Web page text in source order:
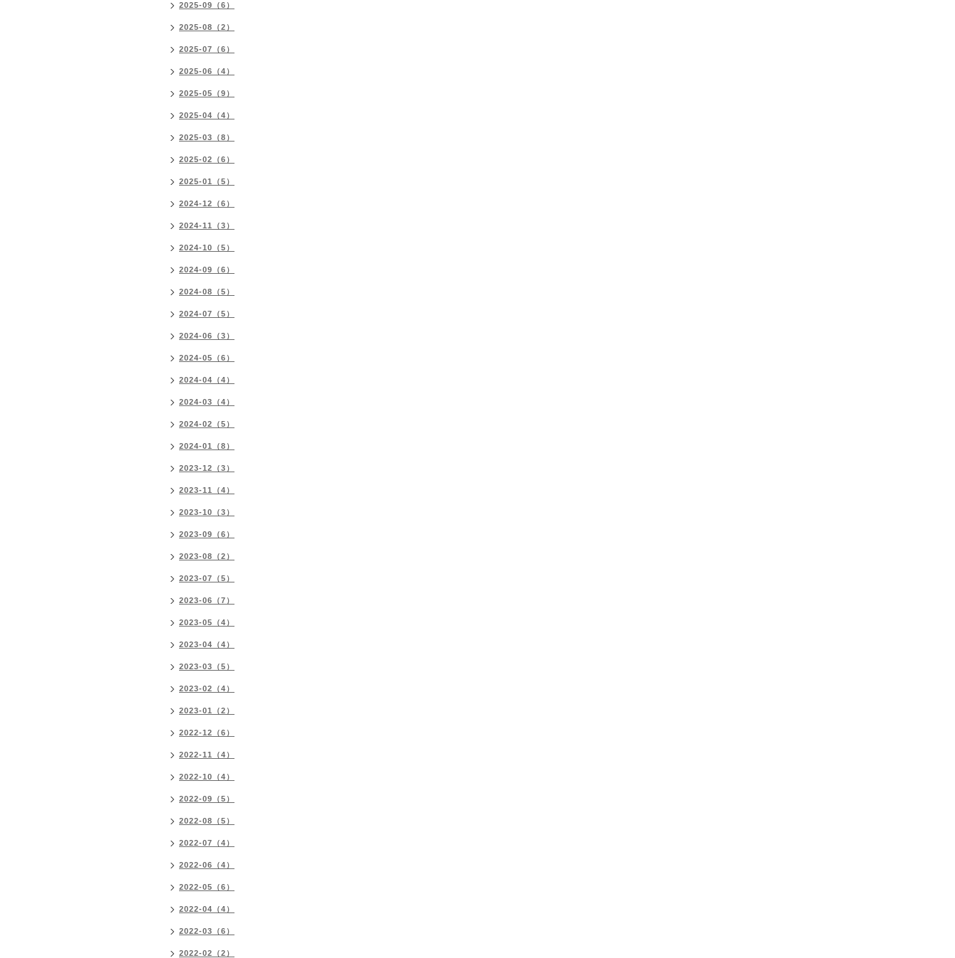
2025-09（6）
2025-08（2）
2025-07（6）
2025-06（4）
2025-05（9）
2025-04（4）
2025-03（8）
2025-02（6）
2025-01（5）
2024-12（6）
2024-11（3）
2024-10（5）
2024-09（6）
2024-08（5）
2024-07（5）
2024-06（3）
2024-05（6）
2024-04（4）
2024-03（4）
2024-02（5）
2024-01（8）
2023-12（3）
2023-11（4）
2023-10（3）
2023-09（6）
2023-08（2）
2023-07（5）
2023-06（7）
2023-05（4）
2023-04（4）
2023-03（5）
2023-02（4）
2023-01（2）
2022-12（6）
2022-11（4）
2022-10（4）
2022-09（5）
2022-08（5）
2022-07（4）
2022-06（4）
2022-05（6）
2022-04（4）
2022-03（6）
2022-02（2）